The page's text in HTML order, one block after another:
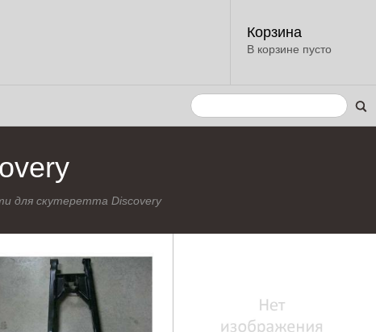
Корзина
В корзине пусто
для скутеретта Discovery